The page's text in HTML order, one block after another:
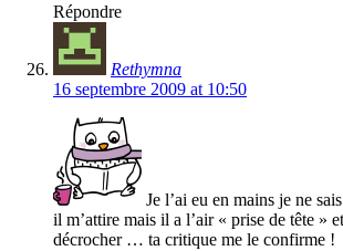
Répondre
Rethymna
16 septembre 2009 at 10:50
Je l’ai eu en mains je ne
il m’attire mais il a l’air « prise de tête »
décrocher … ta critique me le confirme !